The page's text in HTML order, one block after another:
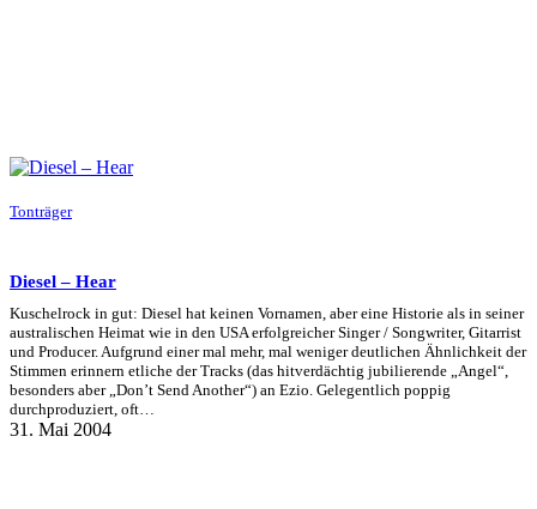
Tonträger
Diesel – Hear
Kuschelrock in gut: Diesel hat keinen Vornamen, aber eine Historie als in seiner
australischen Heimat wie in den USA erfolgreicher Singer / Songwriter, Gitarrist
und Producer. Aufgrund einer mal mehr, mal weniger deutlichen Ähnlichkeit der
Stimmen erinnern etliche der Tracks (das hitverdächtig jubilierende „Angel“,
besonders aber „Don’t Send Another“) an Ezio. Gelegentlich poppig
durchproduziert, oft…
31. Mai 2004